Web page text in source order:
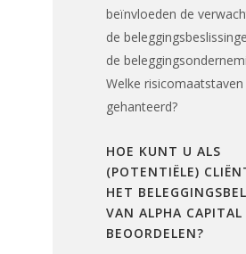
beïnvloeden de
de
de
Welke
gehanteerd?
HOE KUNT U ALS
(POTENTIËLE)
HET
VAN ALPHA CAPITAL
BEOORDELEN?